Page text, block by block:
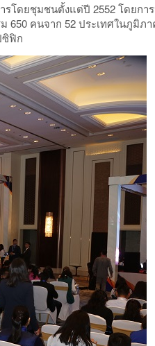
รโดยชุมชนตั้งแต่ปี 2552 โดยก
650 คนจาก 52 ประเทศในภูมิภ
ซิฟิก